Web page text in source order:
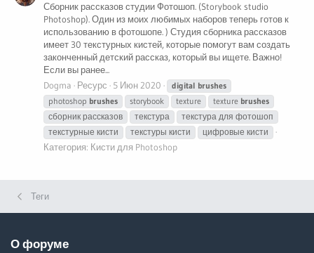
Сборник рассказов студии Фотошоп. (Storybook studio
Photoshop). Один из моих любимых наборов теперь готов к
использованию в фотошопе. ) Студия сборника рассказов
имеет 30 текстурных кистей, которые помогут вам создать
законченный детский рассказ, который вы ищете. Важно!
Если вы ранее...
Dogma
Ресурс 5 Июн 2020 digital brushes
photoshop brushes storybook texture texture brushes
сборник рассказов
текстура
текстура для фотошоп
текстурные кисти
текстуры кисти цифровые кисти
Категория: Кисти для Photoshop
Теги
О форуме